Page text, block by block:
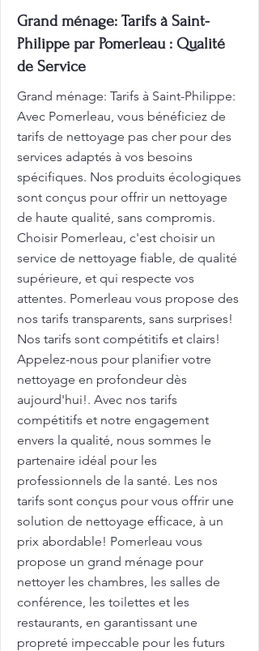
Grand ménage: Tarifs à Saint-
Philippe par Pomerleau : Qualité
de Service
Grand ménage: Tarifs à Saint-Philippe:
Avec Pomerleau, vous bénéficiez de
tarifs de nettoyage pas cher pour des
services adaptés à vos besoins
spécifiques. Nos produits écologiques
sont conçus pour offrir un nettoyage
de haute qualité, sans compromis.
Choisir Pomerleau, c'est choisir un
service de nettoyage fiable, de qualité
supérieure, et qui respecte vos
attentes. Pomerleau vous propose des
nos tarifs transparents, sans surprises!
Nos tarifs sont compétitifs et clairs!
Appelez-nous pour planifier votre
nettoyage en profondeur dès
aujourd'hui!. Avec nos tarifs
compétitifs et notre engagement
envers la qualité, nous sommes le
partenaire idéal pour les
professionnels de la santé. Les nos
tarifs sont conçus pour vous offrir une
solution de nettoyage efficace, à un
prix abordable! Pomerleau vous
propose un grand ménage pour
nettoyer les chambres, les salles de
conférence, les toilettes et les
restaurants, en garantissant une
propreté impeccable pour les futurs